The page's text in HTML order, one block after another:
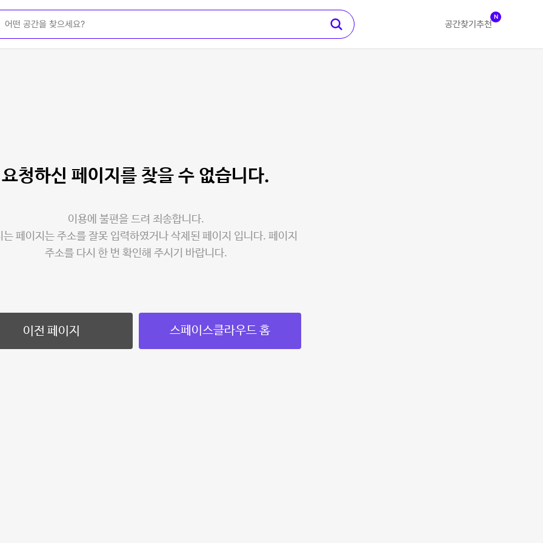
공간찾기 추천
N
요청하신 페이지를 찾을 수 없습니다.
이용에 불편을 드려 죄송합니다.
는 페이지는 주소를 잘못 입력하였거나 삭제된 페이지 입니다. 페이지
주소를 다시 한 번 확인해 주시기 바랍니다.
이전 페이지 스페이스클라우드 홈